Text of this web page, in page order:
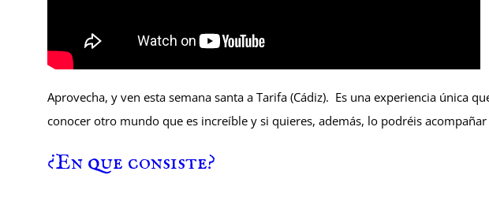
Aprovecha, y ven esta semana santa a Tarifa (Cádiz). Es una experiencia única
conocer otro mundo que es increíble y si quieres, además, lo podréis
¿En que consiste?